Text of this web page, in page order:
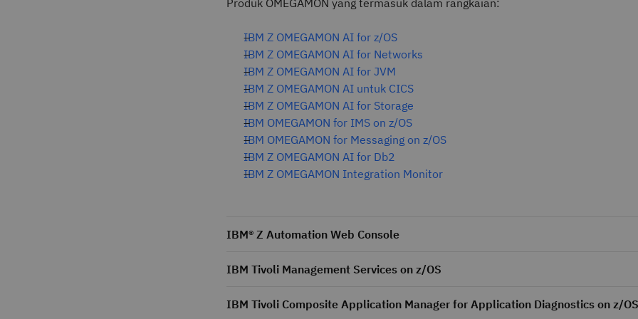
IBM Z OMEGAMON AI for z/OS
IBM Z OMEGAMON AI for Networks
IBM Z OMEGAMON AI for JVM
IBM Z OMEGAMON AI untuk CICS
IBM Z OMEGAMON AI for Storage
IBM OMEGAMON for IMS on z/OS
IBM OMEGAMON for Messaging on z/OS
IBM Z OMEGAMON AI for Db2
IBM Z OMEGAMON Integration Monitor
IBM® Z Automation Web Console
IBM Tivoli Management Services on z/OS
IBM Tivoli Composite Application Manager for Application Diagnostics on z/